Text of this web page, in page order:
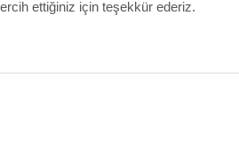
ettiğiniz için teşekkür ederiz.